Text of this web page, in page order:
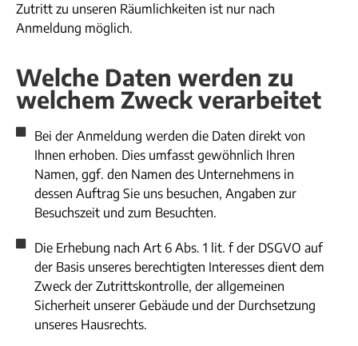
Zutritt zu unseren Räumlichkeiten ist nur nach
Anmeldung möglich.
Welche Daten werden zu
welchem Zweck verarbeitet
Bei der Anmeldung werden die Daten direkt von
Ihnen erhoben. Dies umfasst gewöhnlich Ihren
Namen, ggf. den Namen des Unternehmens in
dessen Auftrag Sie uns besuchen, Angaben zur
Besuchszeit und zum Besuchten.
Die Erhebung nach Art 6 Abs. 1 lit. f der DSGVO auf
der Basis unseres berechtigten Interesses dient dem
Zweck der Zutrittskontrolle, der allgemeinen
Sicherheit unserer Gebäude und der Durchsetzung
unseres Hausrechts.​